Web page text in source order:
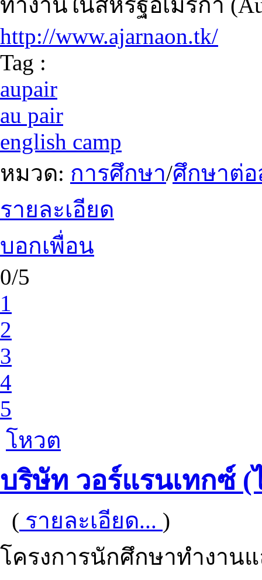
http://www.ajarnaon.tk/
Tag :
aupair
au pair
english camp
หมวด: การศึกษา/ศึกษาต่อ
รายละเอียด
บอกเพื่อน
0/5
1
2
3
4
5
โหวต
บริษัท วอร์แรนเทกซ์
( รายละเอียด... )
โครงการนักศึกษาทำงาน